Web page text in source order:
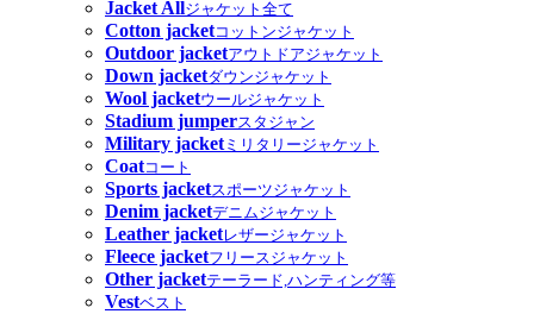
Jacket Allジャケット全て
Cotton jacketコットンジャケット
Outdoor jacketアウトドアジャケット
Down jacketダウンジャケット
Wool jacketウールジャケット
Stadium jumperスタジャン
Military jacketミリタリージャケット
Coatコート
Sports jacketスポーツジャケット
Denim jacketデニムジャケット
Leather jacketレザージャケット
Fleece jacketフリースジャケット
Other jacketテーラード,ハンティング等
Vestベスト